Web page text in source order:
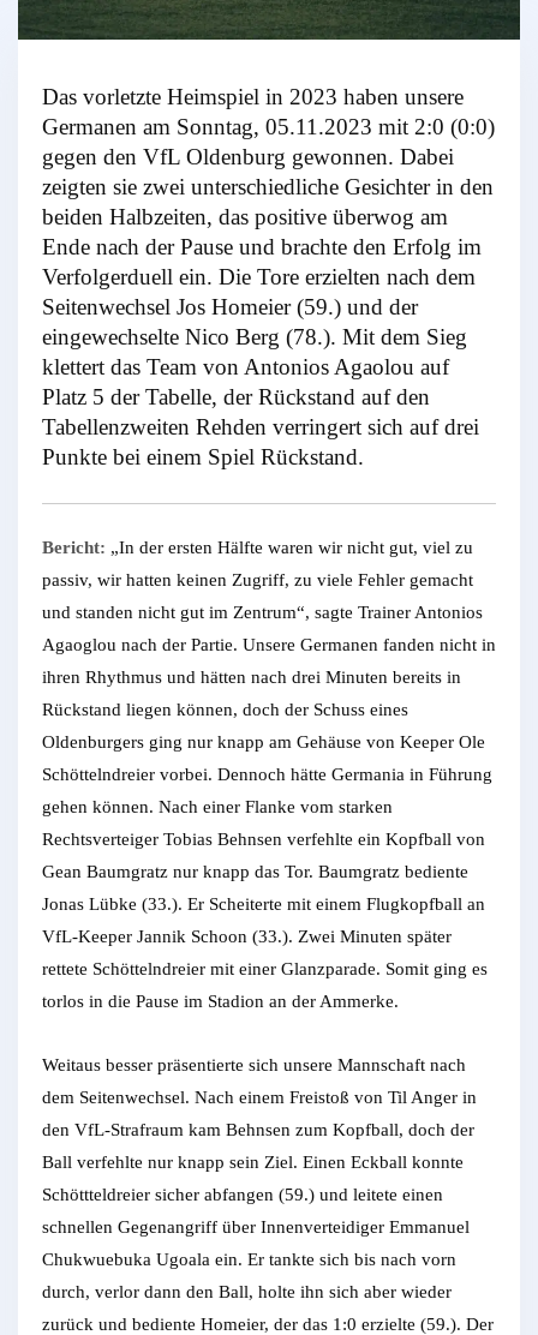
Das vorletzte Heimspiel in 2023 haben unsere
Germanen am Sonntag, 05.11.2023 mit 2:0 (0:0)
gegen den VfL Oldenburg gewonnen. Dabei
zeigten sie zwei unterschiedliche Gesichter in den
beiden Halbzeiten, das positive überwog am
Ende nach der Pause und brachte den Erfolg im
Verfolgerduell ein. Die Tore erzielten nach dem
Seitenwechsel Jos Homeier (59.) und der
eingewechselte Nico Berg (78.). Mit dem Sieg
klettert das Team von Antonios Agaolou auf
Platz 5 der Tabelle, der Rückstand auf den
Tabellenzweiten Rehden verringert sich auf drei
Punkte bei einem Spiel Rückstand.
Bericht: „In der ersten Hälfte waren wir nicht gut, viel zu
passiv, wir hatten keinen Zugriff, zu viele Fehler gemacht
und standen nicht gut im Zentrum“, sagte Trainer Antonios
Agaoglou nach der Partie. Unsere Germanen fanden nicht in
ihren Rhythmus und hätten nach drei Minuten bereits in
Rückstand liegen können, doch der Schuss eines
Oldenburgers ging nur knapp am Gehäuse von Keeper Ole
Schöttelndreier vorbei. Dennoch hätte Germania in Führung
gehen können. Nach einer Flanke vom starken
Rechtsverteiger Tobias Behnsen verfehlte ein Kopfball von
Gean Baumgratz nur knapp das Tor. Baumgratz bediente
Jonas Lübke (33.). Er Scheiterte mit einem Flugkopfball an
VfL-Keeper Jannik Schoon (33.). Zwei Minuten später
rettete Schöttelndreier mit einer Glanzparade. Somit ging es
torlos in die Pause im Stadion an der Ammerke.
Weitaus besser präsentierte sich unsere Mannschaft nach
dem Seitenwechsel. Nach einem Freistoß von Til Anger in
den VfL-Strafraum kam Behnsen zum Kopfball, doch der
Ball verfehlte nur knapp sein Ziel. Einen Eckball konnte
Schöttteldreier sicher abfangen (59.) und leitete einen
schnellen Gegenangriff über Innenverteidiger Emmanuel
Chukwuebuka Ugoala ein. Er tankte sich bis nach vorn
durch, verlor dann den Ball, holte ihn sich aber wieder
zurück und bediente Homeier, der das 1:0 erzielte (59.). Der